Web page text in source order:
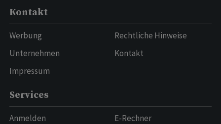
Kontakt
Werbung
Unternehmen
Impressum
Rechtliche Hinweise
Kontakt
Services
Anmelden
E-Rechner